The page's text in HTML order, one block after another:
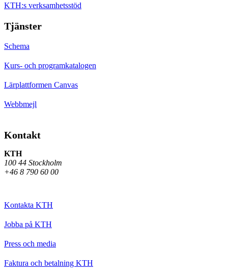
KTH:s verksamhetsstöd
Tjänster
Schema
Kurs- och programkatalogen
Lärplattformen Canvas
Webbmejl
Kontakt
KTH
100 44 Stockholm
+46 8 790 60 00
Kontakta KTH
Jobba på KTH
Press och media
Faktura och betalning KTH